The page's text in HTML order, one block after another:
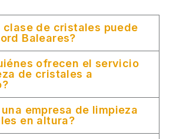
clase de cristales puede
Baleares?
ofrecen el servicio
de cristales a
una empresa de limpieza
en altura?